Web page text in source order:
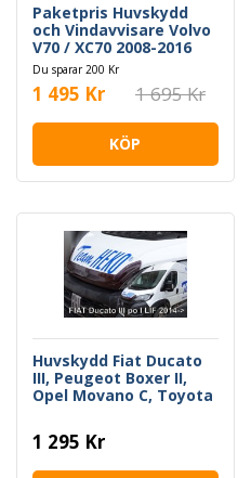
Paketpris Huvskydd
och Vindavvisare Volvo
V70 / XC70 2008-2016
Du sparar 200 Kr
1 495 Kr 1 695 Kr
KÖP
Huvskydd Fiat Ducato
III, Peugeot Boxer II,
Opel Movano C, Toyota
1 295 Kr